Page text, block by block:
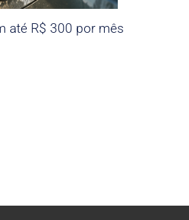
até R$ 300 por mês